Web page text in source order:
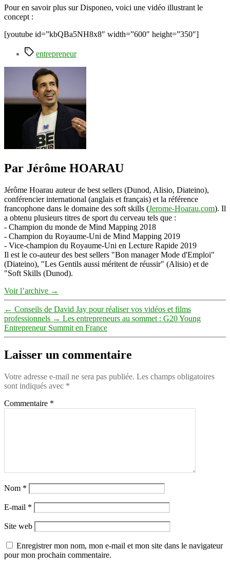
Pour en savoir plus sur Disponeo, voici une vidéo illustrant le
concept :
[youtube id=”kbQBa5NH8x8″ width=”600″ height=”350″]
Étiquettes
entrepreneur
Par Jérôme HOARAU
Jérôme Hoarau auteur de best sellers (Dunod, Alisio, Diateino),
conférencier international (anglais et français) et la référence
francophone dans le domaine des soft skills (Jerome-Hoarau.com). Il
a obtenu plusieurs titres de sport du cerveau tels que :
- Champion du monde de Mind Mapping 2018
- Champion du Royaume-Uni de Mind Mapping 2019
- Vice-champion du Royaume-Uni en Lecture Rapide 2019
Il est le co-auteur des best sellers "Bon manager Mode d'Emploi"
(Diateino), "Les Gentils aussi méritent de réussir" (Alisio) et de
"Soft Skills (Dunod).
Voir l’archive →
← Conseils de David Jay pour réaliser vos vidéos et films
professionnels → Les entrepreneurs au sommet : G20 Young
Entrepreneur Summit en France
Laisser un commentaire
Votre adresse e-mail ne sera pas publiée. Les champs obligatoires
sont indiqués avec *
Commentaire *
Nom *
E-mail *
Site web
Enregistrer mon nom, mon e-mail et mon site dans le navigateur
pour mon prochain commentaire.